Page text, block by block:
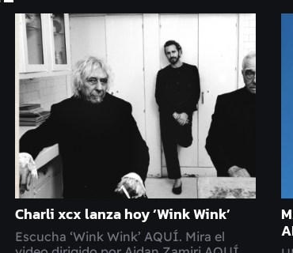
Charli xcx lanza hoy ‘Wink Wink’
Escucha ‘Wink Wink’ AQUÍ. Mira el